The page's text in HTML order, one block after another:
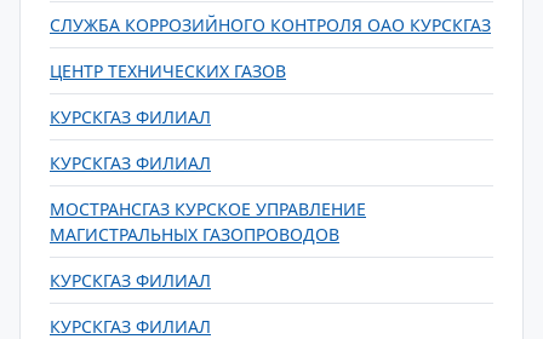
СЛУЖБА КОРРОЗИЙНОГО КОНТРОЛЯ ОАО КУРСКГАЗ
ЦЕНТР ТЕХНИЧЕСКИХ ГАЗОВ
КУРСКГАЗ ФИЛИАЛ
КУРСКГАЗ ФИЛИАЛ
МОСТРАНСГАЗ КУРСКОЕ УПРАВЛЕНИЕ
МАГИСТРАЛЬНЫХ ГАЗОПРОВОДОВ
КУРСКГАЗ ФИЛИАЛ
КУРСКГАЗ ФИЛИАЛ